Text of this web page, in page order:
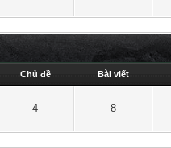
Chủ đề Bài viết
4 8